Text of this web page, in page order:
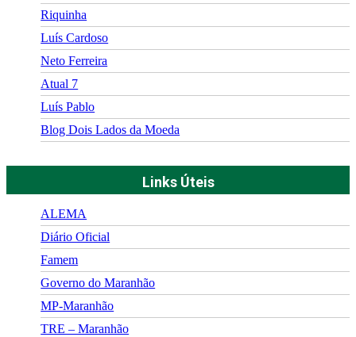
Riquinha
Luís Cardoso
Neto Ferreira
Atual 7
Luís Pablo
Blog Dois Lados da Moeda
Links Úteis
ALEMA
Diário Oficial
Famem
Governo do Maranhão
MP-Maranhão
TRE – Maranhão